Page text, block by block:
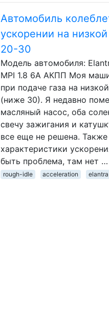
Автомобиль
ускорении на
20-30
Модель автомобиля:
MPI 1.8 6А АКПП Моя
при подаче газа на
(ниже 30). Я недавно
масляный насос, оба
свечу зажигания и
все еще не решена.
характеристики
быть проблема, там нет …
rough-idle acceleration elantra